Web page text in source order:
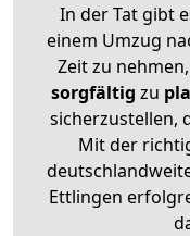
In der Tat gibt
einem Umzug
Zeit zu
sorgfältig zu
sicherzustellen,
Mit der
Ettlingen